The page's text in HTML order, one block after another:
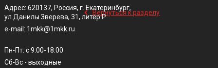
‹ Вернуться к разделу
Адрес: 620137, Россия, г. Екатеринбург,
ул.Данилы Зверева, 31, литер Р
e-mail: 1mkk@1mkk.ru
Пн-Пт: с 9:00-18:00
Сб-Вс - выходные